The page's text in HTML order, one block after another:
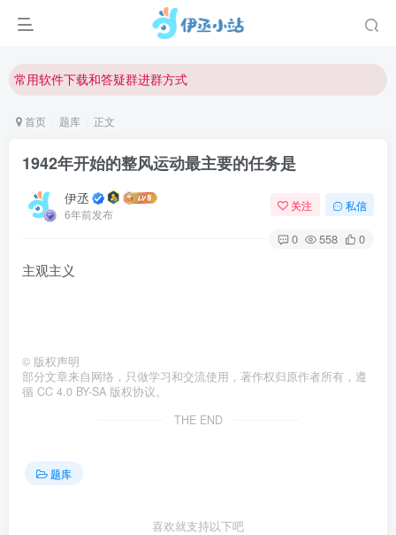
欢迎反馈网站中存在的问题和建议！
常用软件下载和答疑群进群方式
欢迎访问伊丞小站！
首页 题库 正文
1942年开始的整风运动最主要的任务是
伊丞
6年前发布
关注 私信
0 558 0
主观主义
© 版权声明
部分文章来自网络，只做学习和交流使用，著作权归原作者所有，遵
循 CC 4.0 BY-SA 版权协议。
THE END
题库
喜欢就支持以下吧